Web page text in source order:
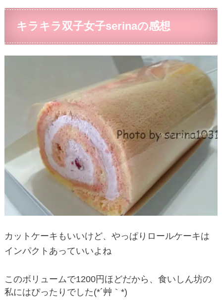
キラキラ双子女子serinaの感想
カットケーキもいいけど、やっぱりロールケーキは
インパクトあっていいよね
このボリュームで1200円ほどだから、食いしん坊の
私にはぴったりでした(*´艸｀*)